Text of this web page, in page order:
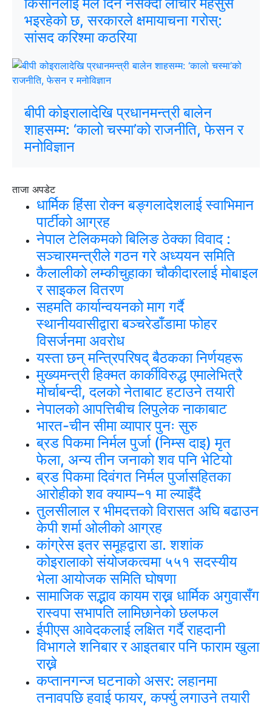
भइरहेको छ, सरकारले क्षमायाचना गरोस्:
सांसद करिश्मा कठरिया
बीपी कोइरालादेखि प्रधानमन्त्री बालेन
शाहसम्म: ‘कालो चस्मा’को राजनीति, फेसन र
मनोविज्ञान
ताजा अपडेट
धार्मिक हिंसा रोक्न बङ्गलादेशलाई स्वाभिमान
पार्टीको आग्रह
नेपाल टेलिकमको बिलिङ ठेक्का विवाद :
सञ्चारमन्त्रीले गठन गरे अध्ययन समिति
कैलालीको लम्कीचुहाका चौकीदारलाई मोबाइल
र साइकल वितरण
सहमति कार्यान्वयनको माग गर्दै
स्थानीयवासीद्वारा बञ्चरेडाँडामा फोहर
विसर्जनमा अवरोध
यस्ता छन् मन्त्रिपरिषद् बैठकका निर्णयहरू
मुख्यमन्त्री हिक्मत कार्कीविरुद्ध एमालेभित्रै
मोर्चाबन्दी, दलको नेताबाट हटाउने तयारी
नेपालको आपत्तिबीच लिपुलेक नाकाबाट
भारत-चीन सीमा व्यापार पुनः सुरु
ब्रड पिकमा निर्मल पुर्जा (निम्स दाइ) मृत
फेला, अन्य तीन जनाको शव पनि भेटियो
ब्रड पिकमा दिवंगत निर्मल पुर्जासहितका
आरोहीको शव क्याम्प–१ मा ल्याइँदै
तुलसीलाल र भीमदत्तको विरासत अघि बढाउन
केपी शर्मा ओलीको आग्रह
कांग्रेस इतर समूहद्वारा डा. शशांक
कोइरालाको संयोजकत्वमा ५५१ सदस्यीय
भेला आयोजक समिति घोषणा
सामाजिक सद्भाव कायम राख्न धार्मिक अगुवासँग
रास्वपा सभापति लामिछानेको छलफल
ईपीएस आवेदकलाई लक्षित गर्दै राहदानी
विभागले शनिबार र आइतबार पनि फाराम खुला
राख्ने
कप्तानगन्ज घटनाको असर: लहानमा
तनावपछि हवाई फायर, कर्फ्यु लगाउने तयारी